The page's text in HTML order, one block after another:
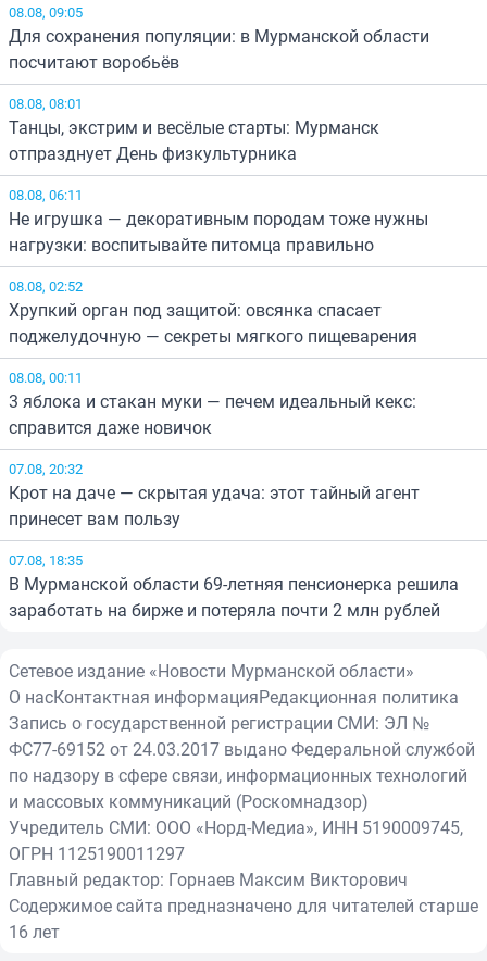
08.08, 09:05
Для сохранения популяции: в Мурманской области
посчитают воробьёв
08.08, 08:01
Танцы, экстрим и весёлые старты: Мурманск
отпразднует День физкультурника
08.08, 06:11
Не игрушка — декоративным породам тоже нужны
нагрузки: воспитывайте питомца правильно
08.08, 02:52
Хрупкий орган под защитой: овсянка спасает
поджелудочную — секреты мягкого пищеварения
08.08, 00:11
3 яблока и стакан муки — печем идеальный кекс:
справится даже новичок
07.08, 20:32
Крот на даче — скрытая удача: этот тайный агент
принесет вам пользу
07.08, 18:35
В Мурманской области 69-летняя пенсионерка решила
заработать на бирже и потеряла почти 2 млн рублей
Сетевое издание «Новости Мурманской области»
О насКонтактная информацияРедакционная политика
Запись о государственной регистрации СМИ: ЭЛ №
ФС77-69152 от 24.03.2017 выдано Федеральной службой
по надзору в сфере связи, информационных технологий
и массовых коммуникаций (Роскомнадзор)
Учредитель СМИ: ООО «Норд-Медиа», ИНН 5190009745,
ОГРН 1125190011297
Главный редактор: Горнаев Максим Викторович
Содержимое сайта предназначено для читателей старше
16 лет